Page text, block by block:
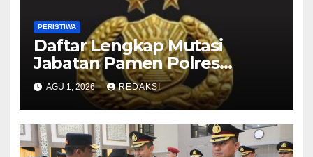
PERISTIWA
Daftar Lengkap Mutasi
Jabatan Pamen Polres
Jajaran Polda Jatim 2026
AGU 1, 2026 REDAKSI